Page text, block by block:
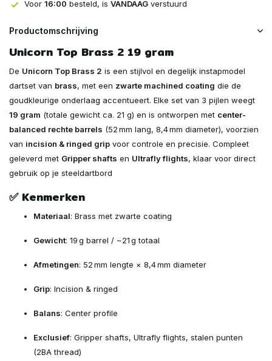
Voor 16:00 besteld, is VANDAAG verstuurd
Productomschrijving
Unicorn Top Brass 2 19 gram
De Unicorn Top Brass 2 is een stijlvol en degelijk instapmodel
dartset van brass, met een zwarte machined coating die de
goudkleurige onderlaag accentueert. Elke set van 3 pijlen weegt
19 gram (totale gewicht ca. 21 g) en is ontworpen met center-
balanced rechte barrels (52 mm lang, 8,4 mm diameter), voorzien
van incision & ringed grip voor controle en precisie. Compleet
geleverd met Gripper shafts en Ultrafly flights, klaar voor direct
gebruik op je steeldartbord
✅ Kenmerken
Materiaal: Brass met zwarte coating
Gewicht: 19 g barrel / ~21 g totaal
Afmetingen: 52 mm lengte × 8,4 mm diameter
Grip: Incision & ringed
Balans: Center profile
Exclusief: Gripper shafts, Ultrafly flights, stalen punten
(2BA thread)